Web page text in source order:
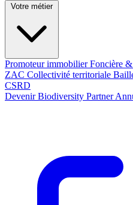
Votre métier
Promoteur immobilierFoncière &
ZAC Collectivité territoriale
CSRD
Devenir Biodiversity Partner